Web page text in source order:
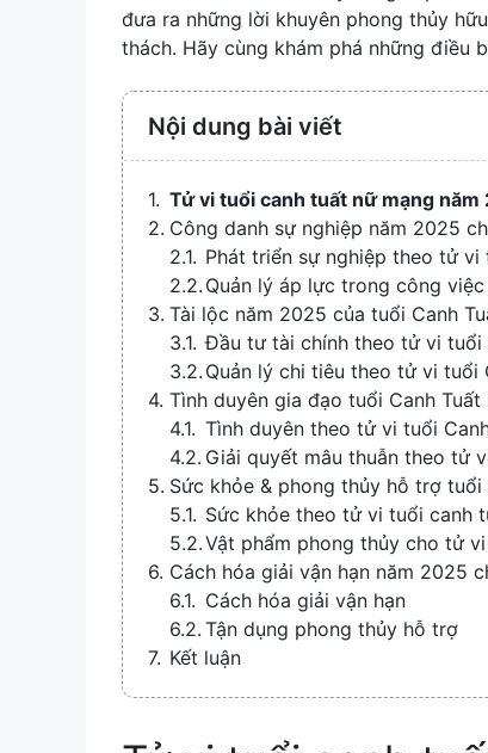
đưa ra những lời khuyên phong thủy
thách. Hãy cùng khám phá những điều
Nội dung bài viết
Tử vi tuổi canh tuất nữ mạng
Công danh sự nghiệp năm 2025
Phát triển sự nghiệp theo tử vi
Quản lý áp lực trong công
Tài lộc năm 2025 của tuổi Canh
Đầu tư tài chính theo tử vi tuổi
Quản lý chi tiêu theo tử vi tuổi
Tình duyên gia đạo tuổi Canh
Tình duyên theo tử vi tuổi
Giải quyết mâu thuẫn theo tử
Sức khỏe & phong thủy hỗ trợ tuổi
Sức khỏe theo tử vi tuổi canh
Vật phẩm phong thủy cho tử
Cách hóa giải vận hạn năm 2025
Cách hóa giải vận hạn
Tận dụng phong thủy hỗ trợ
Kết luận